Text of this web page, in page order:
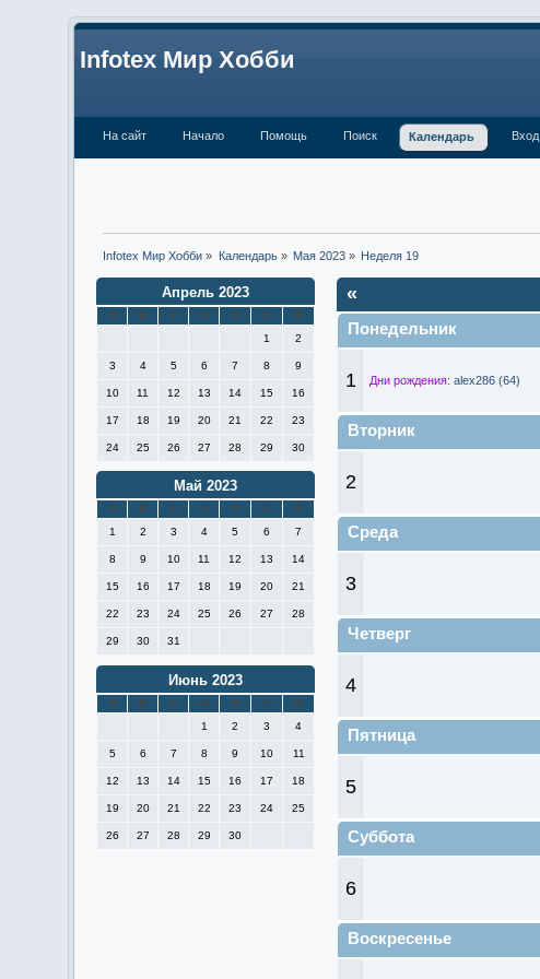
Infotex Мир Хобби
На сайт Начало Помощь Поиск Календарь Вход
Infotex Мир Хобби » Календарь» Мая 2023 » Неделя 19
Апрель 2023
П В С Ч П С
В
1
2
3 4 5 6 7 8 9
10 11 12 13 14 15 16
17 18 19 20 21 22 23
24 25 26 27 28 29 30
Май 2023
П В С Ч П С
В
1
2 3 4 5 6 7
8 9 10 11 12 13 14
15 16 17 18 19 20 21
22 23 24 25 26 27 28
29 30 31
Июнь 2023
П В С Ч П С
В
1
2 3 4
5 6 7 8 9 10 11
12 13 14 15 16 17 18
19 20 21 22 23 24 25
26 27 28 29 30
«
Понедельник
1 Дни рождения: alex286 (64)
Вторник
2
Среда
3
Четверг
4
Пятница
5
Суббота
6
Воскресенье